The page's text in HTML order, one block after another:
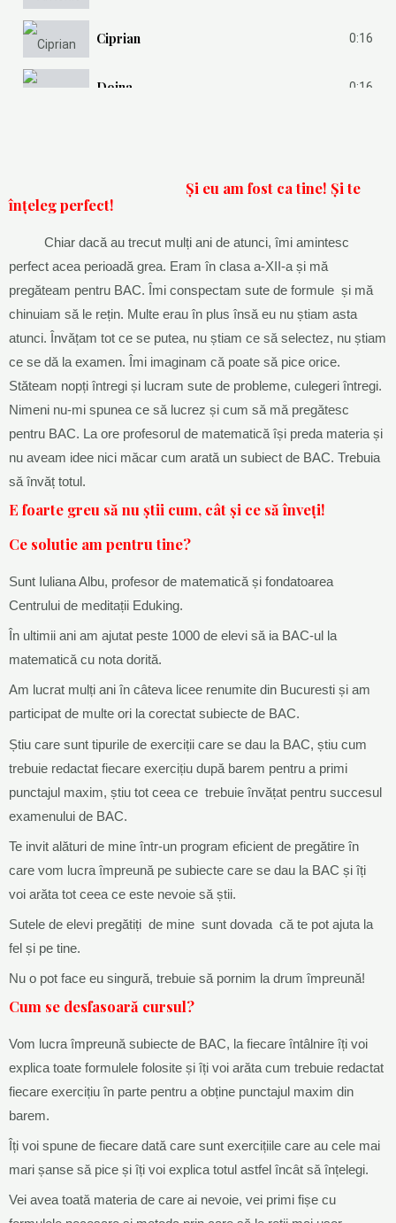
Ciprian 0:16
Doina 0:16
Și eu am fost ca tine! Și te
înțeleg perfect!
Chiar dacă au trecut mulți ani de atunci, îmi amintesc
perfect acea perioadă grea. Eram în clasa a-XII-a și mă
pregăteam pentru BAC. Îmi conspectam sute de formule și mă
chinuiam să le rețin. Multe erau în plus însă eu nu știam asta
atunci. Învățam tot ce se putea, nu știam ce să selectez, nu știam
ce se dă la examen. Îmi imaginam că poate să pice orice.
Stăteam nopți întregi și lucram sute de probleme, culegeri întregi.
Nimeni nu-mi spunea ce să lucrez și cum să mă pregătesc
pentru BAC. La ore profesorul de matematică își preda materia și
nu aveam idee nici măcar cum arată un subiect de BAC. Trebuia
să învăț totul.
E foarte greu să nu știi cum, cât și ce să înveți!
Ce solutie am pentru tine?
Sunt Iuliana Albu, profesor de matematică și fondatoarea
Centrului de meditații Eduking.
În ultimii ani am ajutat peste 1000 de elevi să ia BAC-ul la
matematică cu nota dorită.
Am lucrat mulți ani în câteva licee renumite din Bucuresti și am
participat de multe ori la corectat subiecte de BAC.
Știu care sunt tipurile de exerciții care se dau la BAC, știu cum
trebuie redactat fiecare exercițiu după barem pentru a primi
punctajul maxim, știu tot ceea ce trebuie învățat pentru succesul
examenului de BAC.
Te invit alături de mine într-un program eficient de pregătire în
care vom lucra împreună pe subiecte care se dau la BAC și îți
voi arăta tot ceea ce este nevoie să știi.
Sutele de elevi pregătiți de mine sunt dovada că te pot ajuta la
fel și pe tine.
Nu o pot face eu singură, trebuie să pornim la drum împreună!
Cum se desfasoară cursul?
Vom lucra împreună subiecte de BAC, la fiecare întâlnire îți voi
explica toate formulele folosite și îți voi arăta cum trebuie redactat
fiecare exercițiu în parte pentru a obține punctajul maxim din
barem.
Îți voi spune de fiecare dată care sunt exercițiile care au cele mai
mari șanse să pice și îți voi explica totul astfel încât să înțelegi.
Vei avea toată materia de care ai nevoie, vei primi fișe cu